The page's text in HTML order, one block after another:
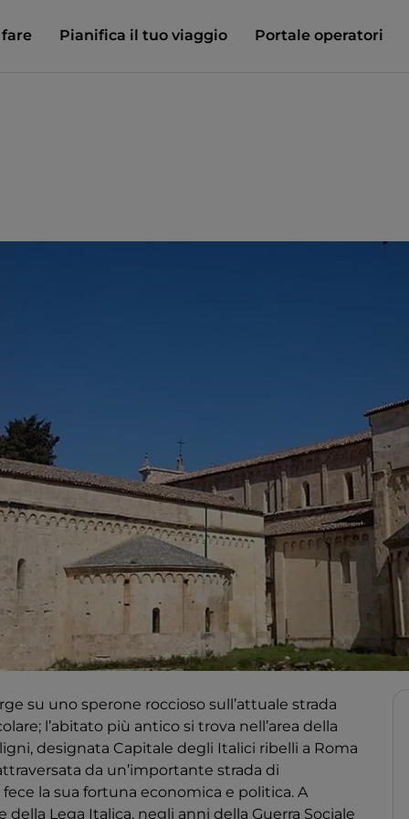
fare Pianifica il tuo viaggio Portale operatori
su uno sperone roccioso sull’attuale strada
l’abitato più antico si trova nell’area della
designata Capitale degli Italici ribelli a Roma
da un’importante strada di
la sua fortuna economica e politica. A
Lega Italica, negli anni della Guerra Sociale